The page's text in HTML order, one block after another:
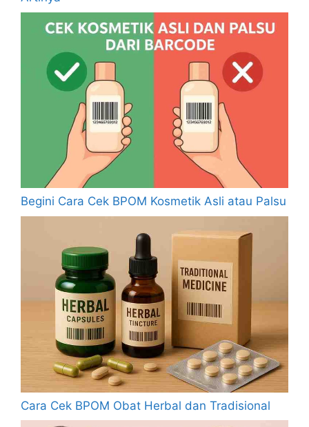
Begini Cara Cek BPOM Kosmetik Asli atau Palsu
Cara Cek BPOM Obat Herbal dan Tradisional